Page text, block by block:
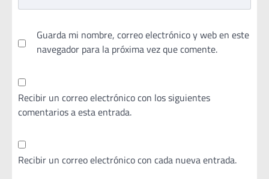
Guarda mi nombre, correo electrónico y web en este
navegador para la próxima vez que comente.
Recibir un correo electrónico con los siguientes
comentarios a esta entrada.
Recibir un correo electrónico con cada nueva entrada.